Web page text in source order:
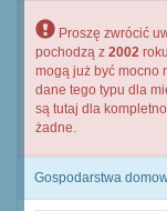
Proszę zwrócić
pochodzą z 2002
mogą już być mocno
dane tego typu dla
są tutaj dla
żadne.
Gospodarstwa